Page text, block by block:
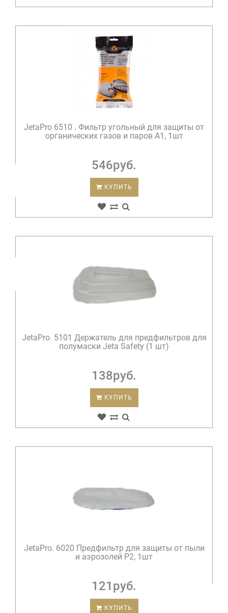
JetaPro 6510 . Фильтр угольный для защиты от
органических газов и паров A1, 1шт
546руб.
КУПИТЬ
JetaPro. 5101 Держатель для предфильтров для
полумаски Jeta Safety (1 шт)
138руб.
КУПИТЬ
JetaPro. 6020 Предфильтр для защиты от пыли
и аэрозолей P2, 1шт
121руб.
КУПИТЬ